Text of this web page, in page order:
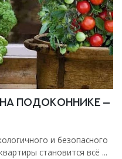
подоконнике —
и безопасного
становится всё ...